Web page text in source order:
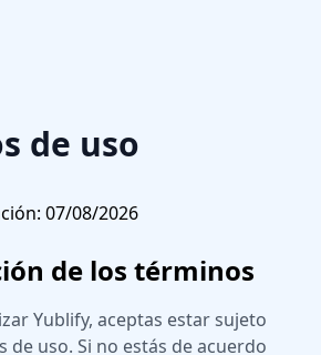
de uso
07/08/2026
de los términos
Yublify, aceptas estar sujeto
de uso. Si no estás de acuerdo